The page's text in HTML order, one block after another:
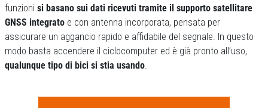
funzioni si basano sui dati ricevuti tramite il supporto satellitare
GNSS integrato e con antenna incorporata, pensata per
assicurare un aggancio rapido e affidabile del segnale. In questo
modo basta accendere il ciclocomputer ed è già pronto all’uso,
qualunque tipo di bici si stia usando.